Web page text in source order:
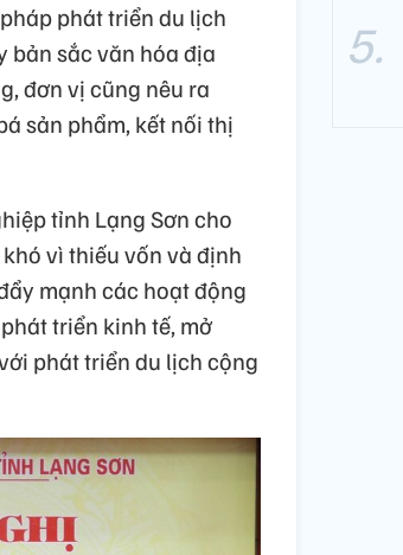
phát triển du lịch
bản sắc văn hóa địa
đơn vị cũng nêu ra
sản phẩm, kết nối thị
tỉnh Lạng Sơn cho
vì thiếu vốn và định
mạnh các hoạt động
triển kinh tế, mở
phát triển du lịch cộng